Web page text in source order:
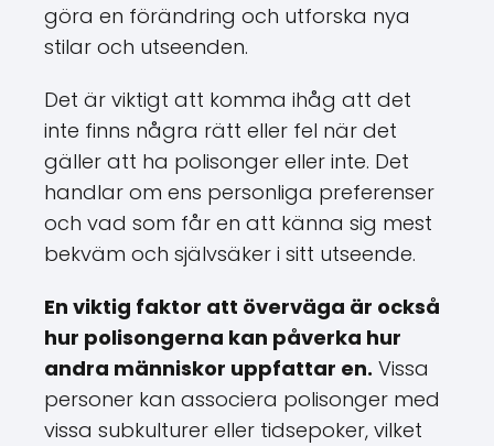
göra en förändring och utforska nya
stilar och utseenden.
Det är viktigt att komma ihåg att det
inte finns några rätt eller fel när det
gäller att ha polisonger eller inte. Det
handlar om ens personliga preferenser
och vad som får en att känna sig mest
bekväm och självsäker i sitt utseende.
En viktig faktor att överväga är också
hur polisongerna kan påverka hur
andra människor uppfattar en. Vissa
personer kan associera polisonger med
vissa subkulturer eller tidsepoker, vilket